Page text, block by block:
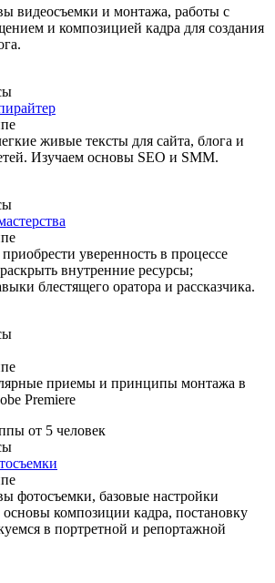
видеосъемки и монтажа, работы с
и композицией кадра для создания
живые тексты для сайта, блога и
Изучаем основы SEO и SMM.
уверенность в процессе
внутренние ресурсы;
блестящего оратора и рассказчика.
приемы и принципы монтажа в
Premiere
от 5 человек
фотосъемки, базовые настройки
основы композиции кадра, постановку
в портретной и репортажной